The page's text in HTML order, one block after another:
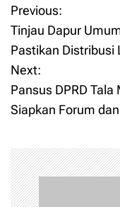
P
o
s
t
a
v
Previous:
Tinjau Dapur
Pastikan Distribusi
Next:
Pansus DPRD
Siapkan Forum